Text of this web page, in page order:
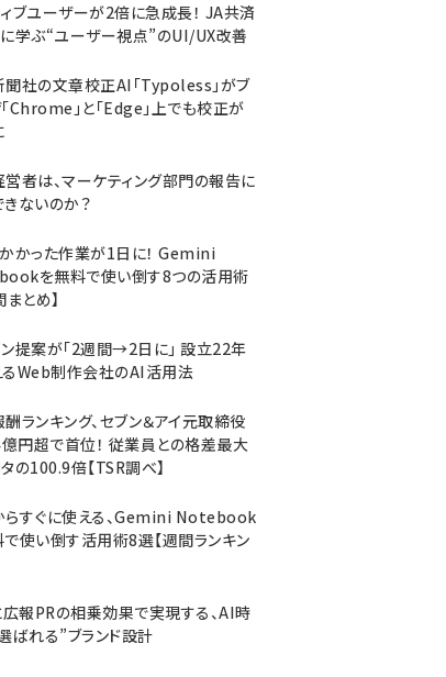
ブユーザーが2倍に急成長！ JA共済
学ぶ“ユーザー視点”のUI/UX改善
社の文章校正AI「Typoless」がブ
Chrome」と「Edge」上でも校正が
者は、マーケティング部門の報告に
ないのか？
かった作業が1日に！ Gemini
を無料で使い倒す8つの活用術
まとめ】
ン提案が「2週間→2日に」 設立22年
るWeb制作会社のAI活用法
ランキング、セブン＆アイ元取締役
円超で首位！ 従業員との格差最大
の100.9倍【TSR調べ】
らすぐに使える、Gemini Notebook
使い倒す活用術8選【週間ランキン
広報PRの相乗効果で実現する、AI時
ばれる”ブランド設計